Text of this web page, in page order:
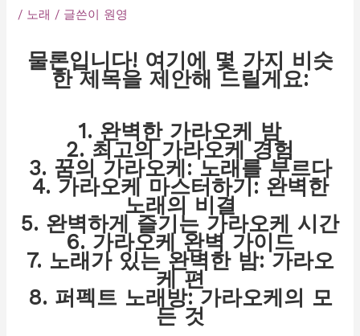
/ 노래 / 글쓴이 원영
물론입니다! 여기에 몇 가지 비슷
한 제목을 제안해 드릴게요:
1. 완벽한 가라오케 밤
2. 최고의 가라오케 경험
3. 꿈의 가라오케: 노래를 부르다
4. 가라오케 마스터하기: 완벽한
노래의 비결
5. 완벽하게 즐기는 가라오케 시간
6. 가라오케 완벽 가이드
7. 노래가 있는 완벽한 밤: 가라오
케 편
8. 퍼펙트 노래방: 가라오케의 모
든 것